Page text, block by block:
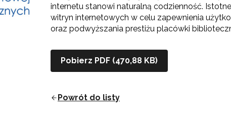
internetu stanowi naturalną codzienność.
witryn internetowych w celu zapewnienia
oraz podwyższania prestiżu placówki
Pobierz PDF (470,88 KB)
Powrót do listy